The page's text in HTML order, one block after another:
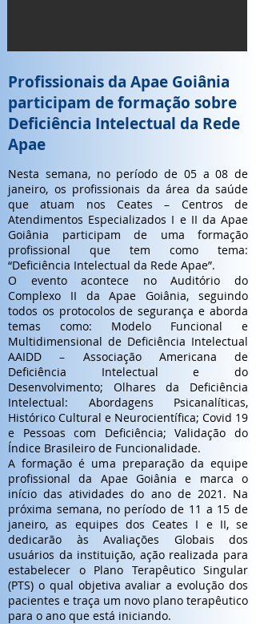
Profissionais da Apae Goiânia
participam de formação sobre
Deficiência Intelectual da Rede
Apae
Nesta semana, no período de 05 a 08 de
janeiro, os profissionais da área da saúde
que atuam nos Ceates – Centros de
Atendimentos Especializados I e II da Apae
Goiânia participam de uma formação
profissional que tem como tema:
“Deficiência Intelectual da Rede Apae”.
O evento acontece no Auditório do
Complexo II da Apae Goiânia, seguindo
todos os protocolos de segurança e aborda
temas como: Modelo Funcional e
Multidimensional de Deficiência Intelectual
AAIDD – Associação Americana de
Deficiência Intelectual e do
Desenvolvimento; Olhares da Deficiência
Intelectual: Abordagens Psicanalíticas,
Histórico Cultural e Neurocientífica; Covid 19
e Pessoas com Deficiência; Validação do
Índice Brasileiro de Funcionalidade.
A formação é uma preparação da equipe
profissional da Apae Goiânia e marca o
início das atividades do ano de 2021. Na
próxima semana, no período de 11 a 15 de
janeiro, as equipes dos Ceates I e II, se
dedicarão às Avaliações Globais dos
usuários da instituição, ação realizada para
estabelecer o Plano Terapêutico Singular
(PTS) o qual objetiva avaliar a evolução dos
pacientes e traça um novo plano terapêutico
para o ano que está iniciando.